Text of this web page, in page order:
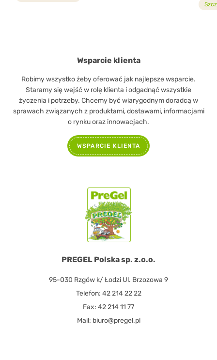
PREGEL Polska sp. z.o.o.
95-030 Rzgów k/ Łodzi Ul. Brzozowa 9
Telefon: 42 214 22 22
Fax: 42 214 11 77
Mail: biuro@pregel.pl
Wsparcie klienta
Robimy wszystko żeby oferować jak najlepsze wsparcie.
Staramy się wejść w rolę klienta i odgadnąć wszystkie
życzenia i potrzeby. Chcemy być wiarygodnym doradcą w
sprawach związanych z produktami, dostawami, informacjami
o rynku oraz innowacjach.
WSPARCIE KLIENTA